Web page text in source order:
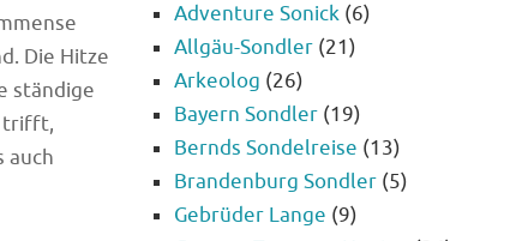
Die Hitze
ständige
trifft,
auch
Adventure Sonick (6)
Allgäu-Sondler (21)
Arkeolog (26)
Bayern Sondler (19)
Bernds Sondelreise (13)
Brandenburg Sondler (5)
Gebrüder Lange (9)